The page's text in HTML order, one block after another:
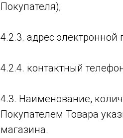
Покупателя);
4.2.3. адрес электронной
4.2.4. контактный
4.3. Наименование,
Покупателем Товара
магазина.